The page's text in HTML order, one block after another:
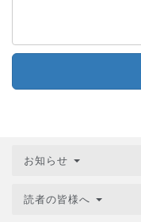
お知らせ
読者の皆様へ